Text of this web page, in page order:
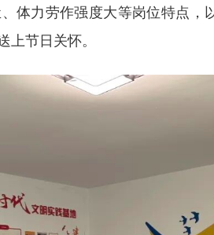
体力劳作强度大等岗位特点
上节日关怀。